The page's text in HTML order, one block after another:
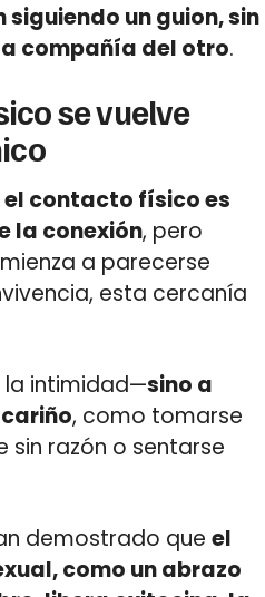
siguiendo un guion, sin
compañía del otro.
se vuelve
el contacto físico es
la conexión, pero
a parecerse
esta cercanía
la intimidad—sino a
, como tomarse
sin razón o sentarse
demostrado queel
como un abrazo